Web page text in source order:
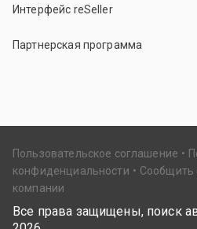
Интерфейс reSeller
Партнерская программа
Пользовательское соглашение
конфиденциальности
Сообщить
компании
Все права защищены, поиск